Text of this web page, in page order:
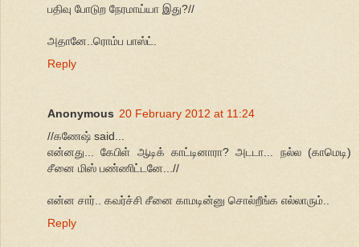
பதிவு போடுற நேரமாய்யா இது?//
அதானே..ரொம்ப பாஸ்ட்.
Reply
Anonymous 20 February 2012 at 11:24
//கணேஷ் said...
என்னது... கேபிள் ஆடிக் காட்டினாரா? அடடா... நல்ல (காமெடி)
சீனை மிஸ் பண்ணிட்டனே...//
என்ன சார்.. கவர்ச்சி சீனை காமடின்னு சொல்றீங்க எல்லாரும்..
Reply